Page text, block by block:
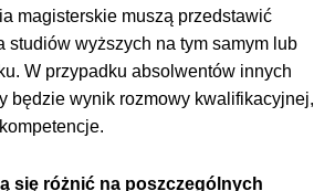
magisterskie muszą przedstawić
studiów wyższych na tym samym lub
W przypadku absolwentów innych
będzie wynik rozmowy kwalifikacyjnej,
się różnić na poszczególnych